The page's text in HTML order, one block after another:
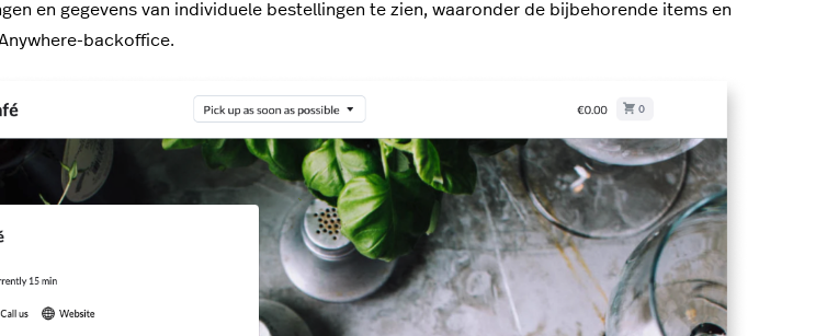
en gegevens van individuele bestellingen te zien, waaronder de bijbehorende items en
backoffice.